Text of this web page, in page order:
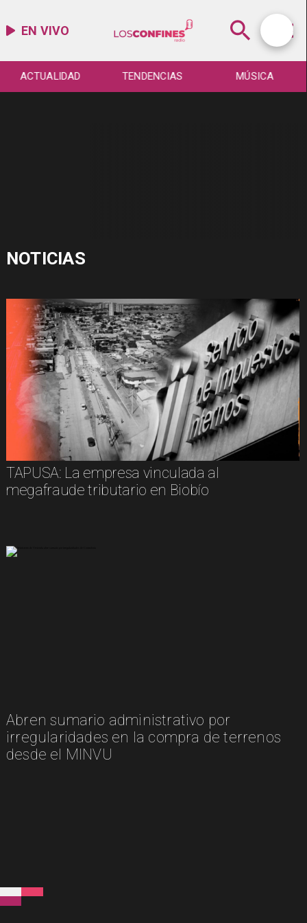
EN VIVO
ACTUALIDAD TENDENCIAS MÚSICA
NOTICIAS
TAPUSA: La empresa vinculada al
megafraude tributario en Biobío
Abren sumario administrativo por
irregularidades en la compra de terrenos
desde el MINVU